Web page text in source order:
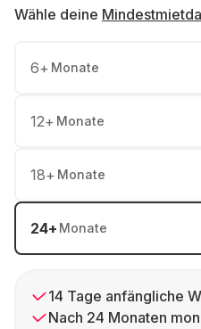
Wähle deine
6+ Monate
12+ Monate
18+ Monate
24+ Monate
14 Tage anfängliche
Nach 24 Monaten